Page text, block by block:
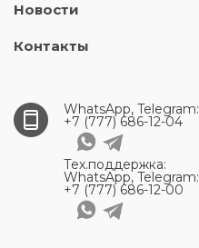
Новости
Контакты
WhatsApp, Telegram:
+7 (777) 686-12-04
Тех.поддержка:
WhatsApp, Telegram:
+7 (777) 686-12-00